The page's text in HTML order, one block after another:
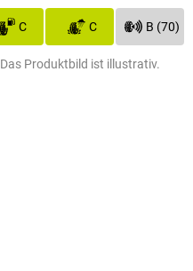
C C B (70)
Das Produktbild ist illustrativ.